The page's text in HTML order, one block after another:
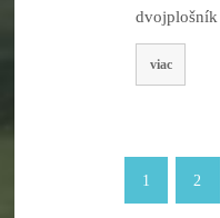
viac
1 2